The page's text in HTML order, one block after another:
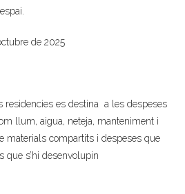
de 2025
residencies es destina a les despeses
llum, aigua, neteja, manteniment i
materials compartits i despeses que
que s’hi desenvolupin